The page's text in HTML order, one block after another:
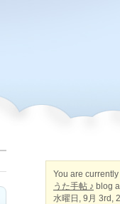
You are
うた手帖 ♪ blog
水曜日, 9月 3rd,